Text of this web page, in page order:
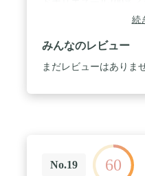
210デニールハイテナシ
続
みんなのレビュー
まだレビューはありま
No.19 60